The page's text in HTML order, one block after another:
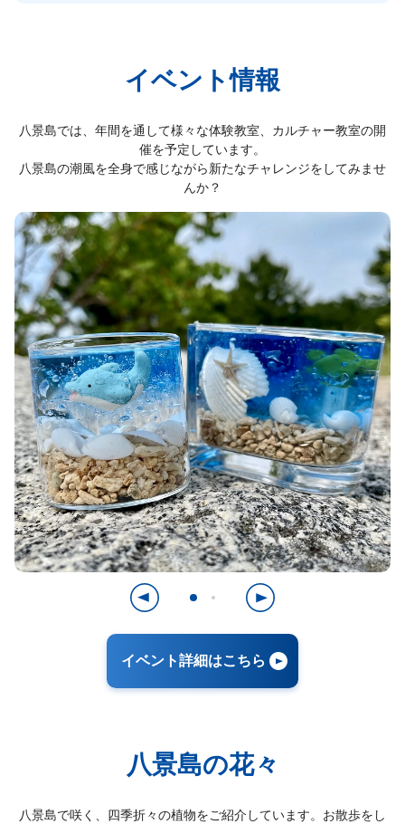
イベント情報
八景島では、年間を通して様々な体験教室、カルチャー教室の開
催を予定しています。
八景島の潮風を全身で感じながら新たなチャレンジをしてみませ
んか？
イベント詳細はこちら
八景島の花々
八景島で咲く、四季折々の植物をご紹介しています。お散歩をし